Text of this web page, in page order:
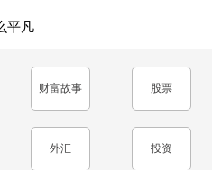
平凡
财富故事 股票
外汇 投资